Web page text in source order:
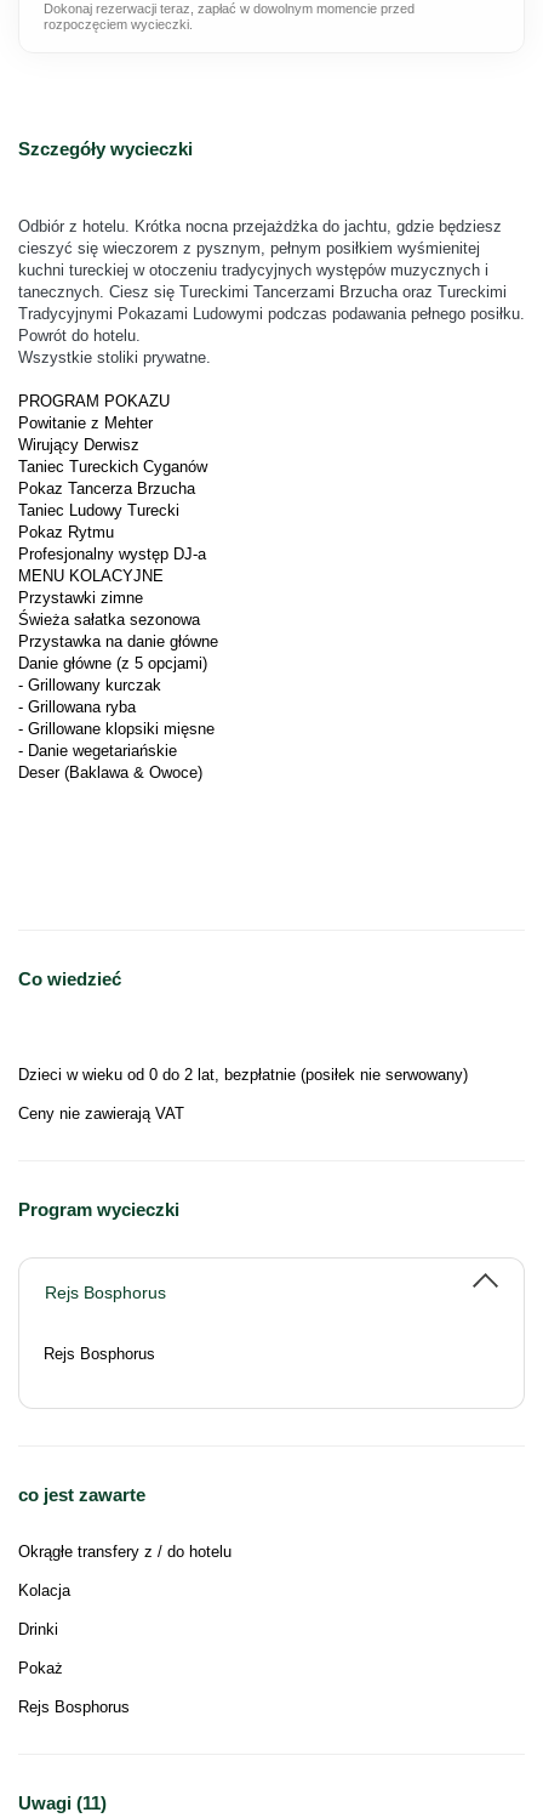
Szczegóły wycieczki
Odbiór z hotelu. Krótka nocna przejażdżka do jachtu, gdzie będziesz
cieszyć się wieczorem z pysznym, pełnym posiłkiem wyśmienitej
kuchni tureckiej w otoczeniu tradycyjnych występów muzycznych i
tanecznych. Ciesz się Tureckimi Tancerzami Brzucha oraz Tureckimi
Tradycyjnymi Pokazami Ludowymi podczas podawania pełnego posiłku.
Powrót do hotelu.
Wszystkie stoliki prywatne.
PROGRAM POKAZU
Powitanie z Mehter
Wirujący Derwisz
Taniec Tureckich Cyganów
Pokaz Tancerza Brzucha
Taniec Ludowy Turecki
Pokaz Rytmu
Profesjonalny występ DJ-a
MENU KOLACYJNE
Przystawki zimne
Świeża sałatka sezonowa
Przystawka na danie główne
Danie główne (z 5 opcjami)
- Grillowany kurczak
- Grillowana ryba
- Grillowane klopsiki mięsne
- Danie wegetariańskie
Deser (Baklawa & Owoce)
Co wiedzieć
Dzieci w wieku od 0 do 2 lat, bezpłatnie (posiłek nie serwowany)
Ceny nie zawierają VAT
Program wycieczki
Rejs Bosphorus
Rejs Bosphorus
co jest zawarte
Okrągłe transfery z / do hotelu
Kolacja
Drinki
Pokaż
Rejs Bosphorus
Uwagi (11)
Dokonaj rezerwacji teraz, zapłać w dowolnym momencie przed
rozpoczęciem wycieczki.